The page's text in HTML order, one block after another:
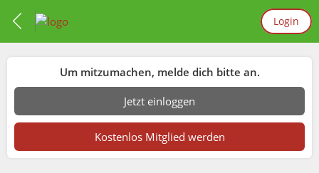
Login
Um mitzumachen, melde dich bitte an.
Jetzt einloggen
Kostenlos Mitglied werden